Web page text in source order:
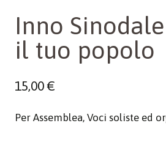
Inno
il tuo popolo
15,00€
Per Assemblea, Voci soliste ed